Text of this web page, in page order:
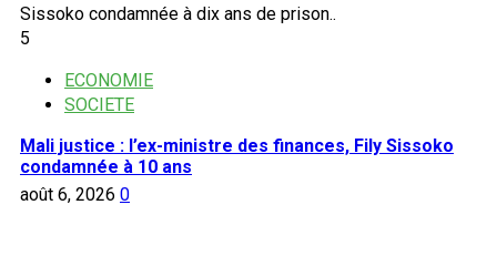
5
ECONOMIE
SOCIETE
Mali justice : l’ex-ministre des finances, Fily Sissoko
condamnée à 10 ans
août 6, 2026 0